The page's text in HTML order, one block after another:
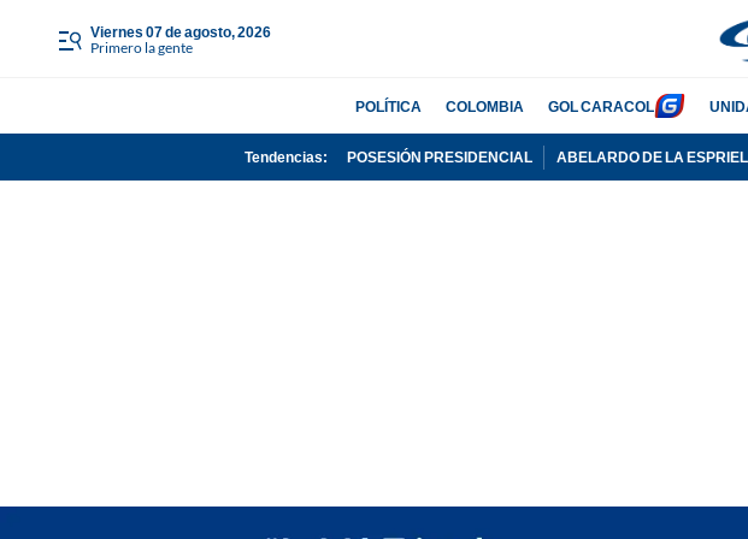
viernes 07 de agosto, 2026
Primero la gente
POLÍTICA COLOMBIA GOL CARACOL
Tendencias: POSESIÓN PRESIDENCIAL ABELARDO DE LA